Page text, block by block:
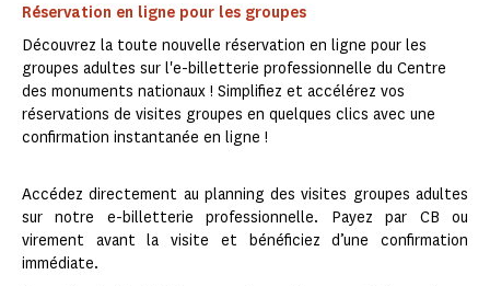
Réservation en ligne pour les groupes
Découvrez la toute nouvelle réservation en ligne pour les
groupes adultes sur l'e-billetterie professionnelle du Centre
des monuments nationaux ! Simplifiez et accélérez vos
réservations de visites groupes en quelques clics avec une
confirmation instantanée en ligne !
Accédez directement au planning des visites groupes adultes
sur notre e-billetterie professionnelle. Payez par CB ou
virement avant la visite et bénéficiez d’une confirmation
immédiate.